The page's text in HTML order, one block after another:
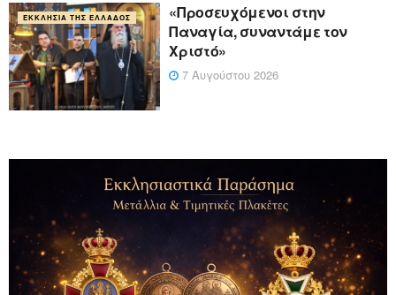
ΕΚΚΛΗΣΊΑ ΤΗΣ ΕΛΛΆΔΟΣ
«Προσευχόμενοι στην
Παναγία, συναντάμε τον
Χριστό»
7 Αυγούστου 2026